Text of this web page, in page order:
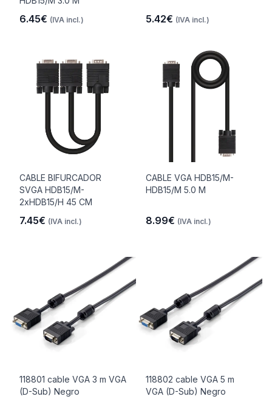
6.45€ (IVA incl.) 5.42€ (IVA incl.)
CABLE BIFURCADOR
SVGA HDB15/M-
2xHDB15/H 45 CM
7.45€ (IVA incl.)
CABLE VGA HDB15/M-
HDB15/M 5.0 M
8.99€ (IVA incl.)
118801 cable VGA 3 m VGA
(D-Sub) Negro
118802 cable VGA 5 m
VGA (D-Sub) Negro